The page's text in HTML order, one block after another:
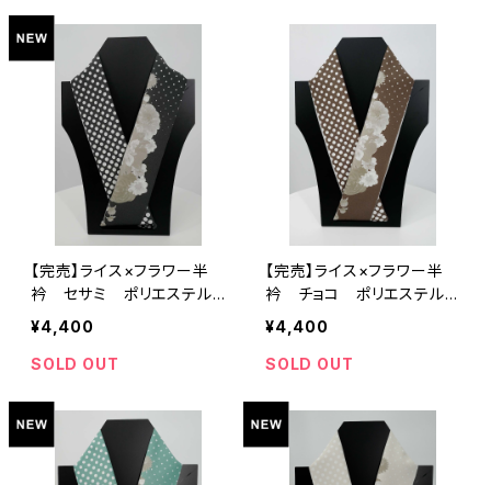
【完売】ライス×フラワー半
衿 セサミ ポリエステル1
00％
¥4,400
SOLD OUT
【完売】ライス×フラワー半
衿 チョコ ポリエステル1
00％
¥4,400
SOLD OUT